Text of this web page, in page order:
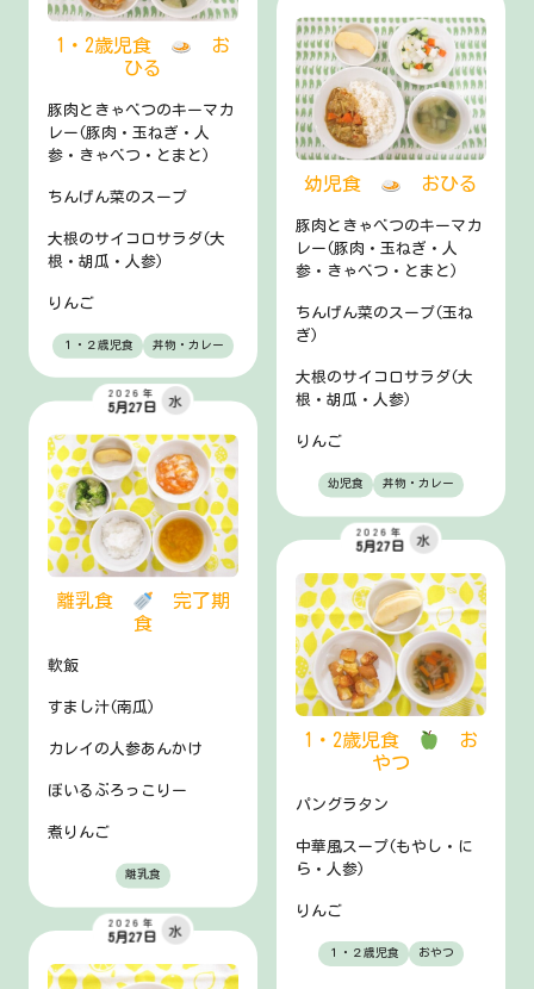
1・2歳児食
お
ひる
豚肉ときゃべつのキーマカ
レー(豚肉・玉ねぎ・人
参・きゃべつ・とまと)
ちんげん菜のスープ
大根のサイコロサラダ(大
根・胡瓜・人参)
りんご
１・２歳児食 丼物・カレー
幼児食 おひる
豚肉ときゃべつのキーマカ
レー(豚肉・玉ねぎ・人
参・きゃべつ・とまと)
ちんげん菜のスープ(玉ね
ぎ)
大根のサイコロサラダ(大
根・胡瓜・人参)
りんご
幼児食 丼物・カレー
離乳食
完了期
食
2026年
5月27日
水
軟飯
すまし汁(南瓜)
カレイの人参あんかけ
ぼいるぶろっこりー
煮りんご
離乳食
1・2歳児食
お
やつ
2026年
5月27日
水
パングラタン
中華風スープ(もやし・に
ら・人参)
りんご
１・２歳児食 おやつ
2026年
5月27日
水